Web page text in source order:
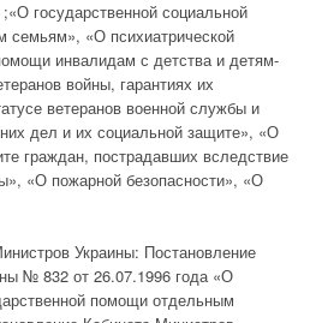
государственной социальной
«О психиатрической
инвалидам с детства и детям-
войны, гарантиях их
ветеранов военной службы и
дел и их социальной защите», «О
граждан, пострадавших вследствие
«О пожарной безопасности», «О
Украины: Постановление
№ 832 от 26.07.1996 года «О
помощи отдельным